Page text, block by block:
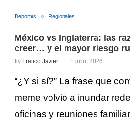
Deportes Regionales
México vs Inglaterra: las
creer… y el mayor riesgo
by Franco Javier 1 julio, 2026
“¿Y si sí?” La frase que
meme volvió a inundar
oficinas y reuniones